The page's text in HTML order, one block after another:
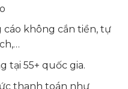
cáo không cắn tiền, tự
tại 55+ quốc gia.
thanh toán như